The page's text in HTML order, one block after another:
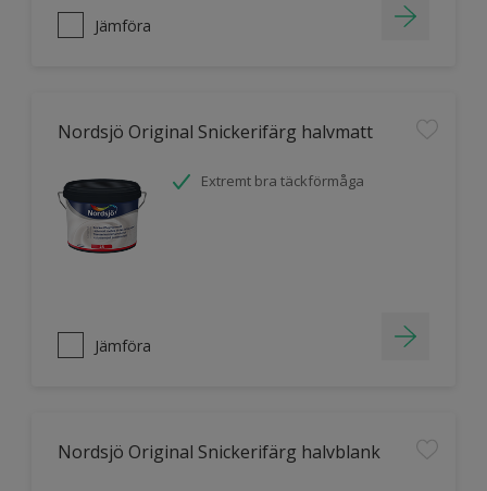
Jämföra
Nordsjö Original Snickerifärg halvmatt
Extremt bra täckförmåga
Jämföra
Nordsjö Original Snickerifärg halvblank